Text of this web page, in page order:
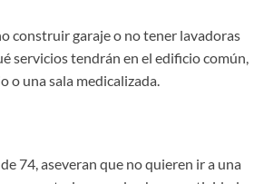
construir garaje o no tener lavadoras
servicios tendrán en el edificio común,
o una sala medicalizada.
74, aseveran que no quieren ir a una